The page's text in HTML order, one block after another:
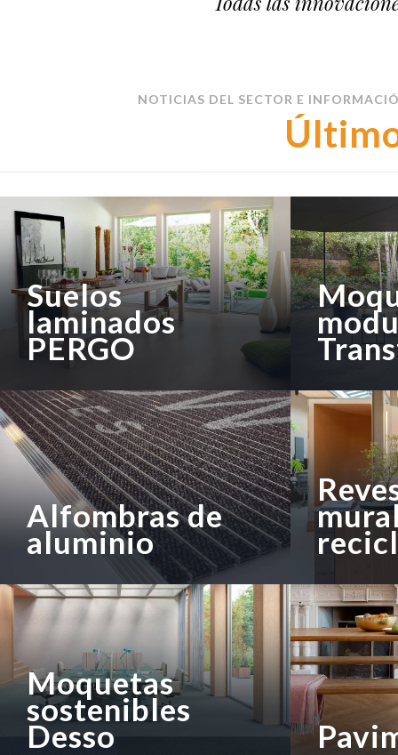
NOTICIAS DEL SECTOR E
Suelos
laminados
PERGO
Alfombras de
aluminio
Moquetas
sostenibles
Desso